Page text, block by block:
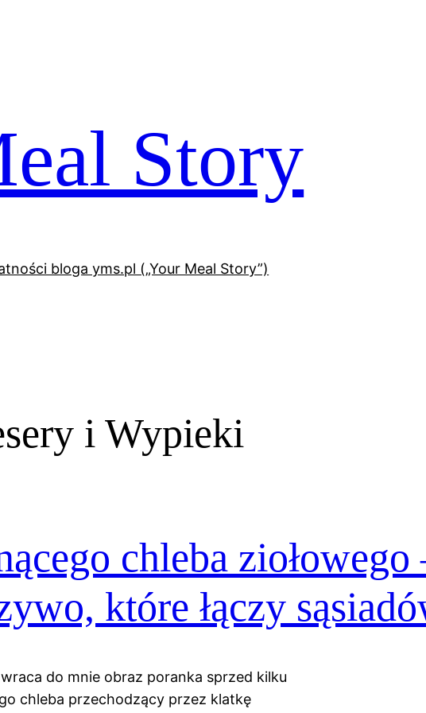
Story
bloga yms.pl („Your Meal Story”)
i Wypieki
chleba ziołowego
które łączy
do mnie obraz poranka sprzed kilku
chleba przechodzący przez klatkę